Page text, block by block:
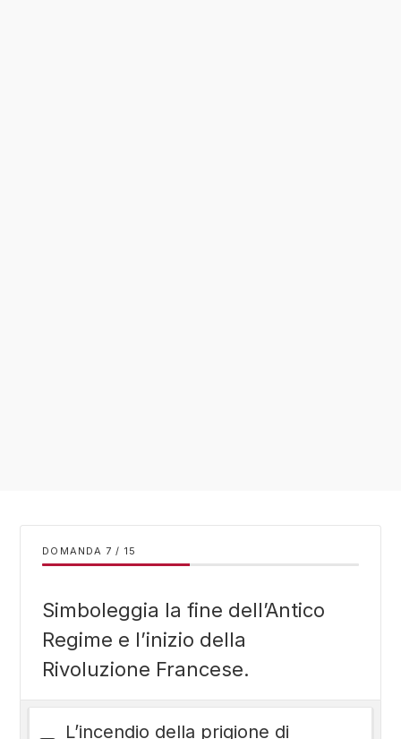
DOMANDA / 15
Simboleggia la fine dell’Antico
Regime e l’inizio della
Rivoluzione Francese.
L’incendio della prigione di